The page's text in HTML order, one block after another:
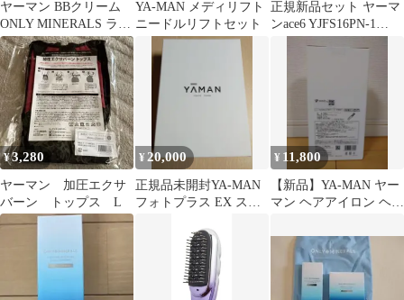
ヤーマン BBクリーム
ONLY MINERALS ライ
トオークル
YA-MAN メディリフト
ニードルリフトセット
正規新品セット ヤーマ
ンace6 YJFS16PN-1
¥3,280
ヤーマン 加圧エクサ
バーン トップス L
¥ 20,000
正規品未開封YA-MAN
フォトプラス EX スム
¥ 11,800
【新品】YA-MAN ヤー
マン ヘアアイロン ヘア